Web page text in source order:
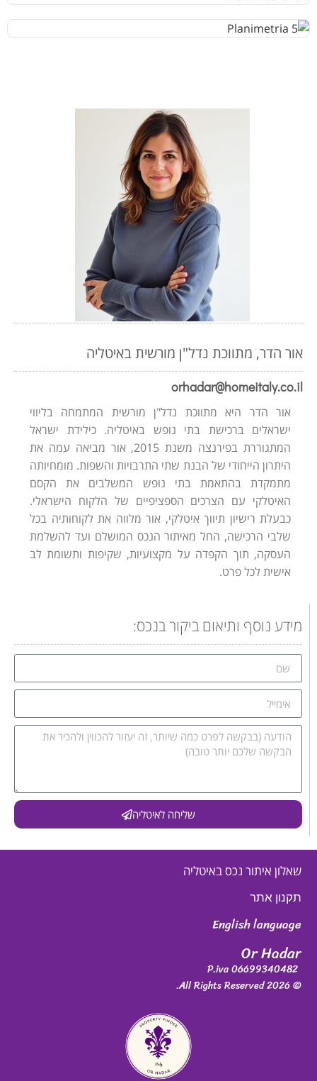
אור הדר, מתווכת נדל"ן מורשית באיטליה
orhadar@homeitaly.co.il
אור הדר היא מתווכת נדל"ן מורשית המתמחה בליווי
ישראלים ברכישת בתי נופש באיטליה. כילידת ישראל
המתגוררת בפירנצה משנת 2015, אור מביאה עמה את
היתרון הייחודי של הבנת שתי התרבויות והשפות. מומחיותה
מתמקדת בהתאמת בתי נופש המשלבים את הקסם
האיטלקי עם הצרכים הספציפיים של הלקוח הישראלי.
כבעלת רישיון תיווך איטלקי, אור מלווה את לקוחותיה בכל
שלבי הרכישה, החל מאיתור הנכס המושלם ועד להשלמת
העסקה, תוך הקפדה על מקצועיות, שקיפות ותשומת לב
אישית לכל פרט.
מידע נוסף ותיאום ביקור בנכס:
שליחה לאיטליה
שאלון איתור נכס באיטליה
תקנון אתר
English language
Or Hadar
P.iva 06699340482
© 2026 All Rights Reserved.